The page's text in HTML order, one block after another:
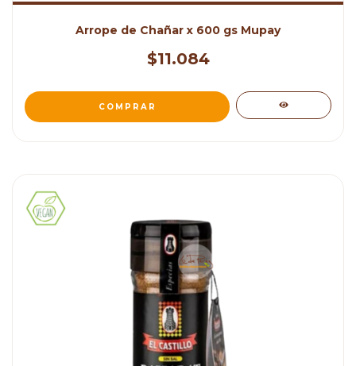
Arrope de Chañar x 600 gs Mupay
$11.084